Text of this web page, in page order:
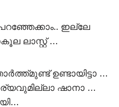
ഇല്ലേ
ലാസ്റ്റ് …
ഉണ്ടായിട്ടാ …
ഷാനാ …